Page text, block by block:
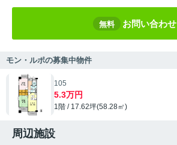
無料 お問い合わせ
モン・ルポの募集中物件
105
5.3万円
1階 / 17.62坪(58.28㎡)
周辺施設